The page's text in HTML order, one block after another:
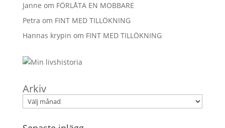
Janne om FÖRLÅTA EN MOBBARE
Petra om FINT MED TILLÖKNING
Hannas krypin om FINT MED TILLÖKNING
Arkiv